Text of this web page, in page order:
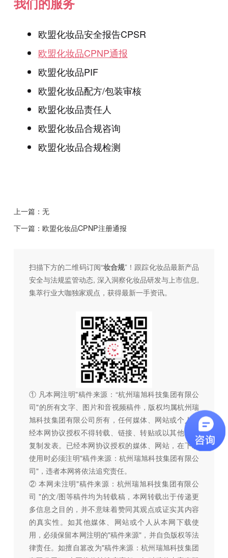
欧盟化妆品安全报告CPSR
欧盟化妆品CPNP通报
欧盟化妆品PIF
欧盟化妆品配方/包装审核
欧盟化妆品责任人
欧盟化妆品合规咨询
欧盟化妆品合规检测
上一篇：无
下一篇： 欧盟化妆品CPNP注册通报
扫描下方的二维码订阅“妆合规”！跟踪化妆品最新产品
安全与法规监管动态, 深入洞察化妆品研发与上市信息,
集萃行业大咖独家观点，获得最新一手资讯。
① 凡本网注明"稿件来源：“杭州瑞旭科技集团有限公
司"的所有文字、图片和音视频稿件，版权均属杭州瑞
旭科技集团有限公司所有，任何媒体、网站或个人未
经本网协议授权不得转载、链接、转贴或以其他方式
复制发表。已经本网协议授权的媒体、网站，在下载
使用时必须注明"稿件来源：杭州瑞旭科技集团有限公
司"，违者本网将依法追究责任。
② 本网未注明"稿件来源：杭州瑞旭科技集团有限公
司 "的文/图等稿件均为转载稿，本网转载出于传递更
多信息之目的，并不意味着赞同其观点或证实其内容
的真实性。如其他媒体、网站或个人从本网下载使
用，必须保留本网注明的"稿件来源"，并自负版权等法
律责任。如擅自篡改为"稿件来源：杭州瑞旭科技集团